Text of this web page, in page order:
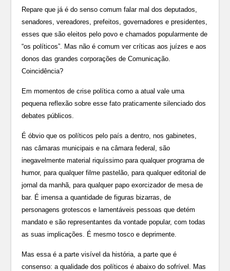
Repare que já é do senso comum falar mal dos deputados,
senadores, vereadores, prefeitos, governadores e presidentes,
esses que são eleitos pelo povo e chamados popularmente de
“os políticos”. Mas não é comum ver críticas aos juízes e aos
donos das grandes corporações de Comunicação.
Coincidência?
Em momentos de crise política como a atual vale uma
pequena reflexão sobre esse fato praticamente silenciado dos
debates públicos.
É óbvio que os políticos pelo país a dentro, nos gabinetes,
nas câmaras municipais e na câmara federal, são
inegavelmente material riquíssimo para qualquer programa de
humor, para qualquer filme pastelão, para qualquer editorial de
jornal da manhã, para qualquer papo exorcizador de mesa de
bar. É imensa a quantidade de figuras bizarras, de
personagens grotescos e lamentáveis pessoas que detém
mandato e são representantes da vontade popular, com todas
as suas implicações. É mesmo tosco e deprimente.
Mas essa é a parte visível da história, a parte que é
consenso: a qualidade dos políticos é abaixo do sofrível. Mas